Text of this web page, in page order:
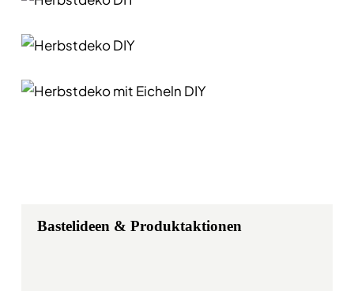
Bastelideen & Produktaktionen